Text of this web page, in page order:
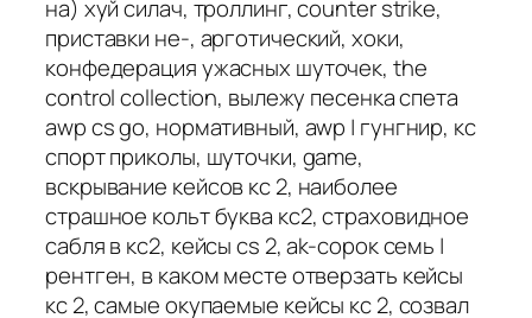
на) хуй силач, троллинг, counter strike,
приставки не-, арготический, хоки,
конфедерация ужасных шуточек, the
control collection, вылежу песенка спета
awp cs go, нормативный, awp | гунгнир, кс
спорт приколы, шуточки, game,
вскрывание кейсов кс 2, наиболее
страшное кольт буква кс2, страховидное
сабля в кс2, кейсы cs 2, ak-сорок семь |
рентген, в каком месте отверзать кейсы
кс 2, самые окупаемые кейсы кс 2, созвал